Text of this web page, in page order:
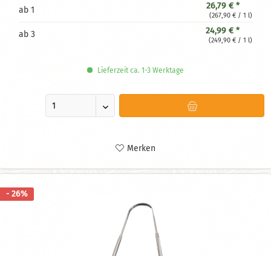
ab 1 26,79 € *
(267,90 € / 1 l)
ab 3 24,99 € *
(249,90 € / 1 l)
Lieferzeit ca. 1-3 Werktage
Merken
- 26%